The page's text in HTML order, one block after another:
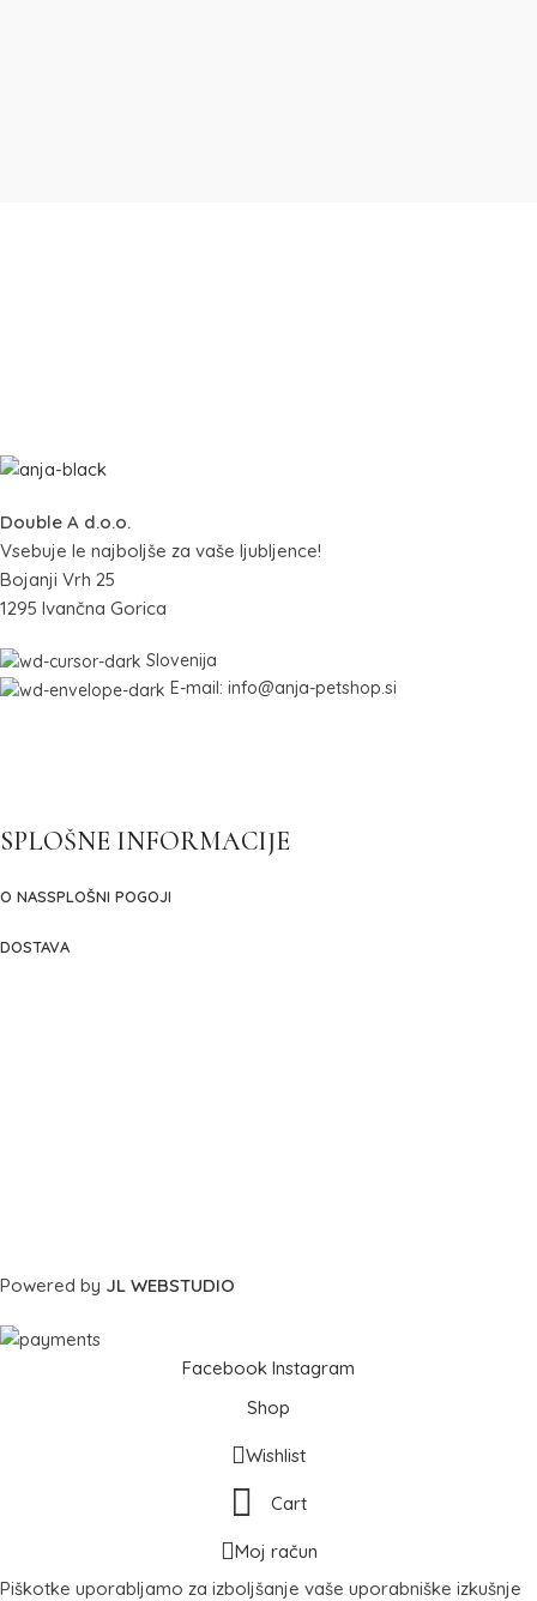
Double A d.o.o.
Vsebuje le najboljše za vaše ljubljence!
Bojanji Vrh 25
1295 Ivančna Gorica
Slovenija
E-mail: info@anja-petshop.si
SPLOŠNE INFORMACIJE
O NASSPLOŠNI POGOJI
DOSTAVA
Powered by JL WEBSTUDIO
Facebook Instagram
Shop
Wishlist
Cart
Moj račun
Piškotke uporabljamo za izboljšanje vaše uporabniške izkušnje